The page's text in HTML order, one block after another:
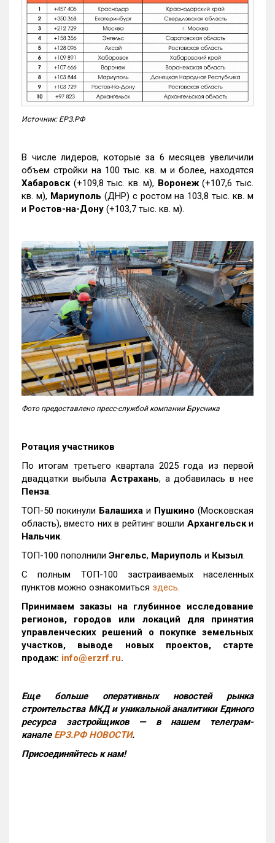
Источник: ЕРЗ.РФ
В числе лидеров, которые за 6 месяцев увеличили
объем стройки на 100 тыс. кв. м и более, находятся
Хабаровск (+109,8 тыс. кв. м), Воронеж(+107,6 тыс.
кв. м), Мариуполь (ДНР) с ростом на 103,8 тыс. кв. м
и Ростов-на-Дону (+103,7 тыс. кв. м).
Фото предоставлено пресс-службой компании Брусника
Ротация участников
По итогам третьего квартала 2025 года из первой
двадцатки выбыла Астрахань, а добавилась в нее
Пенза.
ТОП-50 покинули Балашиха и Пушкино (Московская
область), вместо них в рейтинг вошли Архангельски
Нальчик.
ТОП-100 пополнили Энгельс, Мариуполь и Кызыл.
С полным ТОП-100 застраиваемых населенных
пунктов можно ознакомиться здесь.
Принимаем заказы на глубинное исследование
регионов, городов или локаций для принятия
управленческих решений о покупке земельных
участков, выводе новых проектов, старте
продаж: info@erzrf.ru.
Еще больше оперативных новостей рынка
строительства МКД и уникальной аналитики Единого
ресурса застройщиков — в нашем телеграм-
канале ЕРЗ.РФ НОВОСТИ.
Присоединяйтесь к нам!